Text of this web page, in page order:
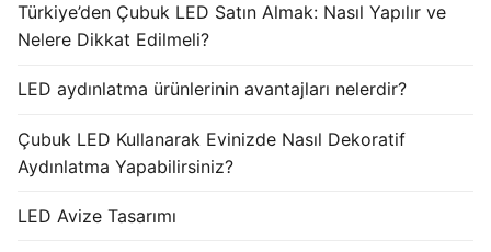
Türkiye’den Çubuk LED Satın Almak: Nasıl Yapılır ve
Nelere Dikkat Edilmeli?
LED aydınlatma ürünlerinin avantajları nelerdir?
Çubuk LED Kullanarak Evinizde Nasıl Dekoratif
Aydınlatma Yapabilirsiniz?
LED Avize Tasarımı